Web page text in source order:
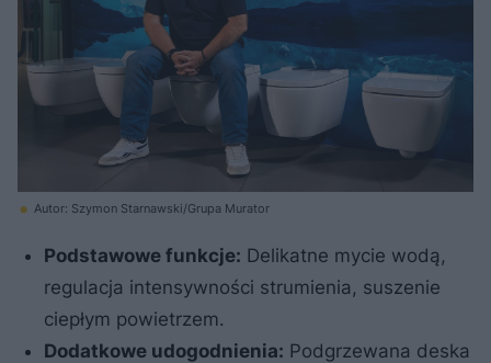
Autor: Szymon Starnawski/Grupa Murator
Podstawowe funkcje: Delikatne mycie wodą,
regulacja intensywności strumienia, suszenie
ciepłym powietrzem.
Dodatkowe udogodnienia: Podgrzewana deska